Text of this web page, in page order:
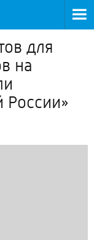
для
на
России»